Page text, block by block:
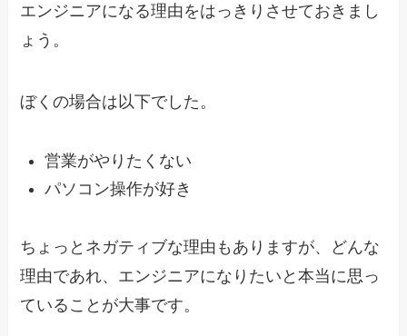
エンジニアになる理由をはっきりさせておきまし
ょう。
ぼくの場合は以下でした。
営業がやりたくない
パソコン操作が好き
ちょっとネガティブな理由もありますが、どんな
理由であれ、エンジニアになりたいと本当に思っ
ていることが大事です。